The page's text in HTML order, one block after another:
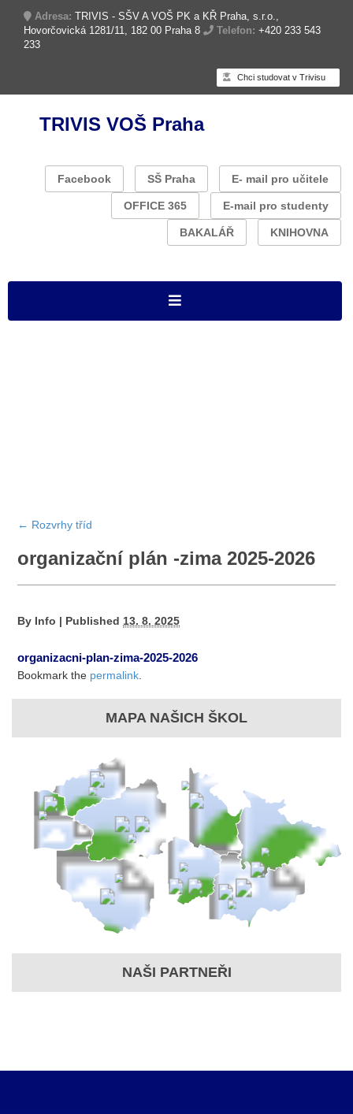
Adresa: TRIVIS - SŠV A VOŠ PK a KŘ Praha, s.r.o.,
Hovorčovická 1281/11, 182 00 Praha 8
Telefon: +420 233 543
233
Chci studovat v Trivisu
TRIVIS VOŠ Praha
Facebook SŠ Praha E- mail pro učitele
OFFICE 365 E-mail pro studenty
BAKALÁŘ KNIHOVNA
← Rozvrhy tříd
organizační plán -zima 2025-2026
By Info | Published 13. 8. 2025
organizacni-plan-zima-2025-2026
Bookmark the permalink
MAPA NAŠICH ŠKOL
NAŠI PARTNEŘI